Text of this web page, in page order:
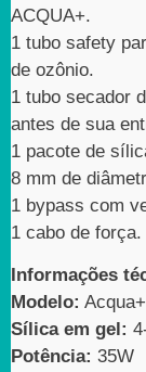
ACQUA+.
1 tubo safety
de ozônio.
1 tubo secador
antes de sua
1 pacote de
8 mm de
1 bypass com
1 cabo de força.
Informações
Modelo: Acqua+
Sílica em gel:
Potência: 35W